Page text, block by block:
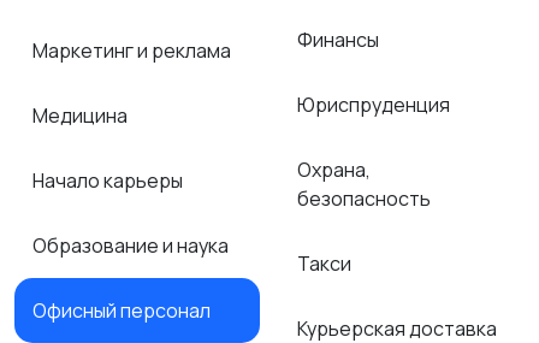
Маркетинг и реклама
Медицина
Начало карьеры
Образование и наука
Офисный персонал
Финансы
Юриспруденция
Охрана,
безопасность
Такси
Курьерская доставка